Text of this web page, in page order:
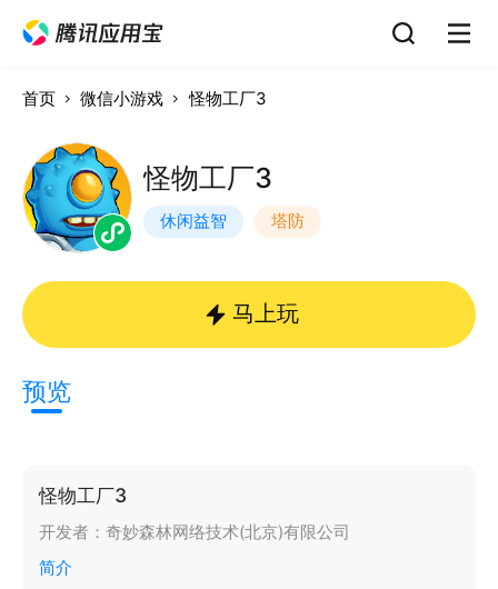
首页 微信小游戏 怪物工厂3
怪物工厂3
休闲益智 塔防
马上玩
预览
怪物工厂3
开发者： 奇妙森林网络技术(北京)有限公司
简介